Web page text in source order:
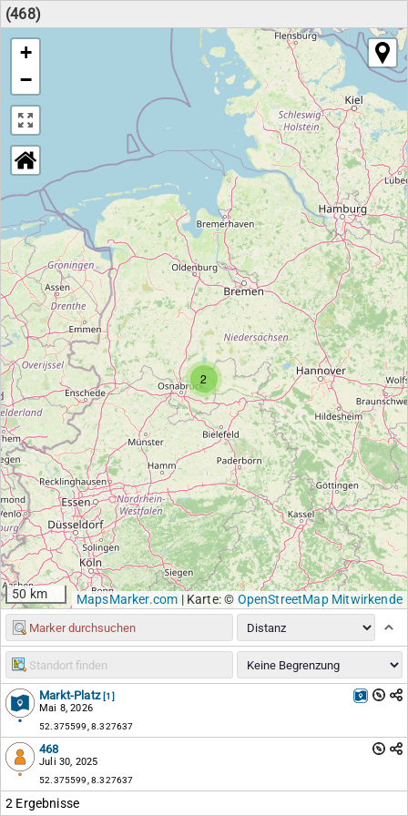
(468)
2
+
−
50 km MapsMarker.com |Karte: © OpenStreetMap Mitwirkende
Markt-Platz [1]
Mai 8, 2026
52.375599, 8.327637
468
Juli 30, 2025
52.375599, 8.327637
2 Ergebnisse